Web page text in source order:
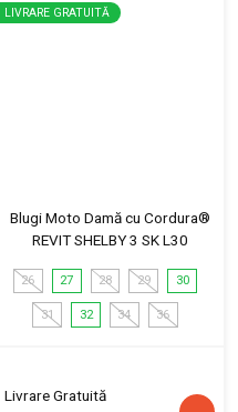
LIVRARE GRATUITĂ
Blugi Moto Damă cu Cordura®
REVIT SHELBY 3 SK L30
26 27 28 29 30
31 32 34 36
Livrare Gratuită